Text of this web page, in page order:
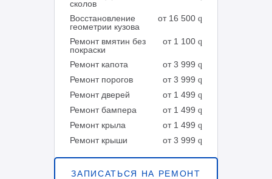
сколов
Восстановление
геометрии кузова
от 16 500 q
Ремонт вмятин без
покраски
от 1 100 q
Ремонт капота от 3 999 q
Ремонт порогов от 3 999 q
Ремонт дверей от 1 499 q
Ремонт бампера от 1 499 q
Ремонт крыла от 1 499 q
Ремонт крыши от 3 999 q
ЗАПИСАТЬСЯ НА РЕМОНТ